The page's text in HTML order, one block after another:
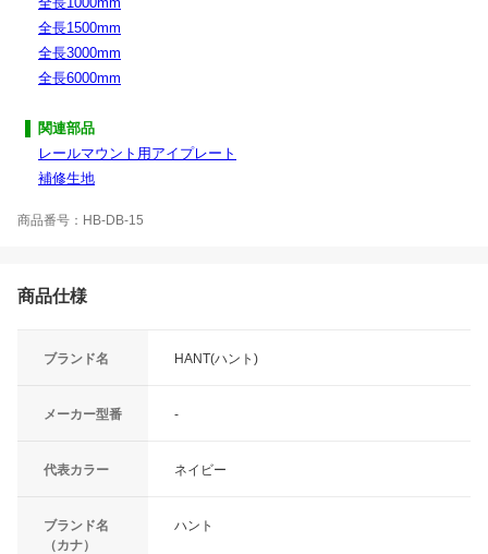
全長1500mm
全長3000mm
全長6000mm
関連部品
レールマウント用アイプレート
補修生地
商品番号：HB-DB-15
商品仕様
ブランド名 HANT(ハント)
メーカー型番 -
代表カラー ネイビー
ブランド名
（カナ）
ハント